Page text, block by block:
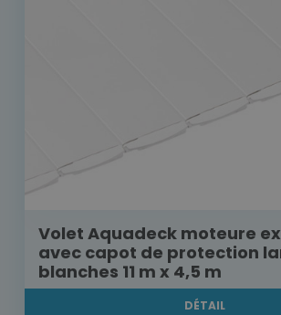
Volet Aquadeck moteure
avec capot de protection
blanches 11 m x 4,5 m
DÉTAIL